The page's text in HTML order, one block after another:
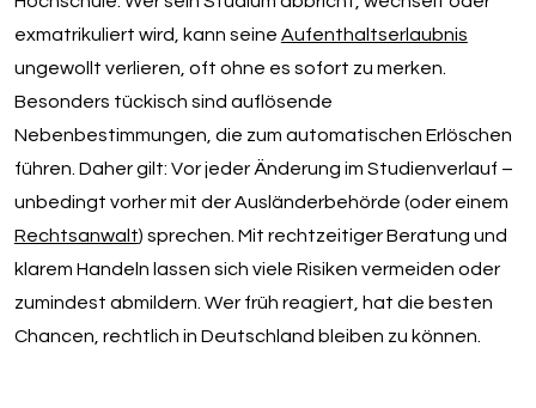
exmatrikuliert wird, kann seine Aufenthaltserlaubnis
ungewollt verlieren, oft ohne es sofort zu merken.
Besonders tückisch sind auflösende
Nebenbestimmungen, die zum automatischen Erlöschen
führen. Daher gilt: Vor jeder Änderung im Studienverlauf –
unbedingt vorher mit der Ausländerbehörde (oder einem
Rechtsanwalt) sprechen. Mit rechtzeitiger Beratung und
klarem Handeln lassen sich viele Risiken vermeiden oder
zumindest abmildern. Wer früh reagiert, hat die besten
Chancen, rechtlich in Deutschland bleiben zu können.